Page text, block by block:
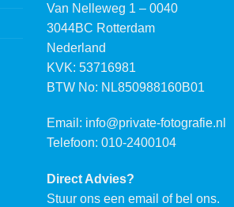
Van Nelleweg 1 – 0040
3044BC Rotterdam
Nederland
KVK: 53716981
BTW No: NL850988160B01
Email: info@private-fotografie.nl
Telefoon: 010-2400104
Direct Advies?
Stuur ons een email of bel ons.